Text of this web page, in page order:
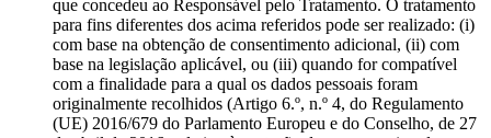
que concedeu ao Responsável pelo Tratamento. O tratamento
para fins diferentes dos acima referidos pode ser realizado: (i)
com base na obtenção de consentimento adicional, (ii) com
base na legislação aplicável, ou (iii) quando for compatível
com a finalidade para a qual os dados pessoais foram
originalmente recolhidos (Artigo 6.º, n.º 4, do Regulamento
(UE) 2016/679 do Parlamento Europeu e do Conselho, de 27